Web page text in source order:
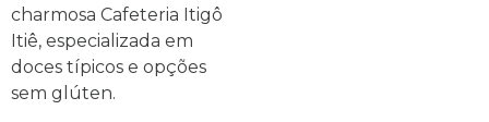
charmosa Cafeteria Itigô
Itiê, especializada em
doces típicos e opções
sem glúten.